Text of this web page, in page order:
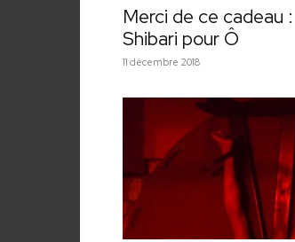
Merci de ce cadeau
Shibari pour Ô
11 décembre 2018